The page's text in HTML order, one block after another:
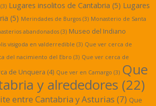
(3) Lugares insolitos de Cantabria (5) Lugares
(5) Merindades de Burgos (3) Monasterio de Santa
abandonados (3) Museo del Indiano
visigoda en valderredible (3) Que ver cerca de
del nacimiento del Ebro (3) Que ver cerca de
de Unquera (4) Que ver en Camargo (3) Que
y alrededores (22)
entre Cantabria y Asturias (7) Que